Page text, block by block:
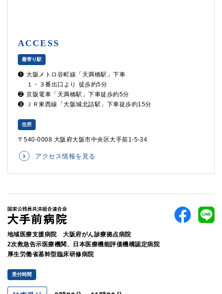
ACCESS
最寄り駅
❶ 大阪メトロ谷町線「天満橋駅」下車
１・３番出口より
徒歩約5分
❷ 京阪電車「天満橋駅」下車徒歩約5分
❸
ＪＲ東西線「大阪城北詰駅」下車徒歩約15分
住所
〒540-0008 大阪府大阪市中央区大手前1-5-34
アクセス情報を見る
地域医療支援病院 大阪府がん診療拠点病院
2次救急告示医療機関、日本医療機能評価機構認定病院
厚生労働省基幹型臨床研修病院
受付時間